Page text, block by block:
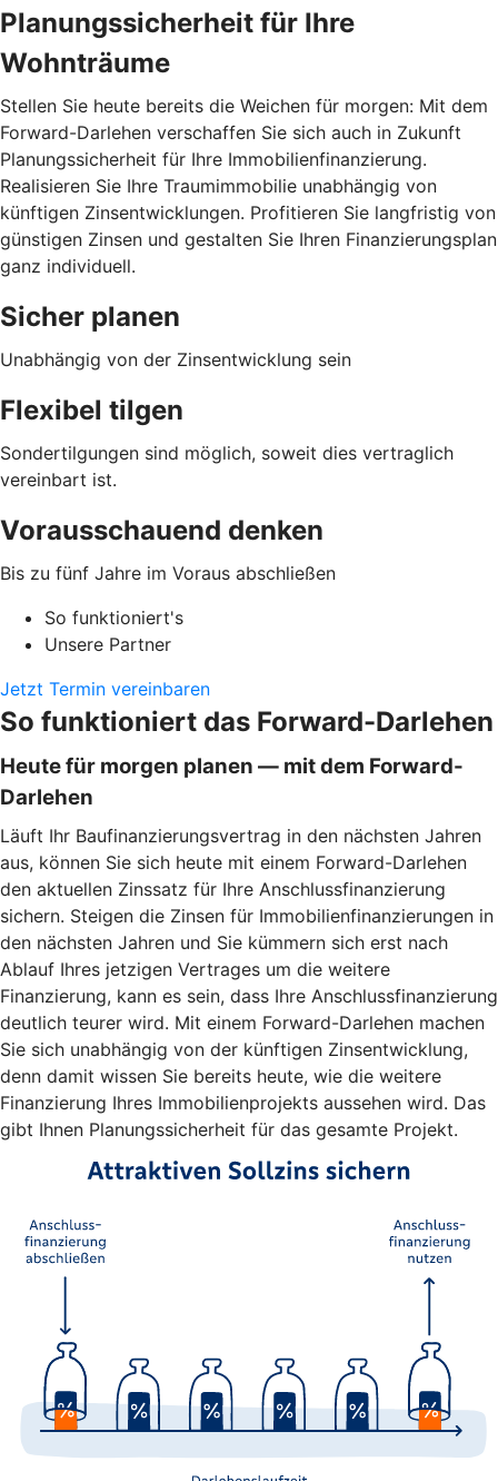
Planungssicherheit für Ihre
Wohnträume
Stellen Sie heute bereits die Weichen für morgen: Mit dem
Forward-Darlehen verschaffen Sie sich auch in Zukunft
Planungssicherheit für Ihre Immobilienfinanzierung.
Realisieren Sie Ihre Traumimmobilie unabhängig von
künftigen Zinsentwicklungen. Profitieren Sie langfristig von
günstigen Zinsen und gestalten Sie Ihren Finanzierungsplan
ganz individuell.
Sicher planen
Unabhängig von der Zinsentwicklung sein
Flexibel tilgen
Sondertilgungen sind möglich, soweit dies vertraglich
vereinbart ist.
Vorausschauend denken
Bis zu fünf Jahre im Voraus abschließen
So funktioniert's
Unsere Partner
Jetzt Termin vereinbaren
So funktioniert das Forward-Darlehen
Heute für morgen planen — mit dem Forward-
Darlehen
Läuft Ihr Baufinanzierungsvertrag in den nächsten Jahren
aus, können Sie sich heute mit einem Forward-Darlehen
den aktuellen Zinssatz für Ihre Anschlussfinanzierung
sichern. Steigen die Zinsen für Immobilienfinanzierungen in
den nächsten Jahren und Sie kümmern sich erst nach
Ablauf Ihres jetzigen Vertrages um die weitere
Finanzierung, kann es sein, dass Ihre Anschlussfinanzierung
deutlich teurer wird. Mit einem Forward-Darlehen machen
Sie sich unabhängig von der künftigen Zinsentwicklung,
denn damit wissen Sie bereits heute, wie die weitere
Finanzierung Ihres Immobilienprojekts aussehen wird. Das
gibt Ihnen Planungssicherheit für das gesamte Projekt.